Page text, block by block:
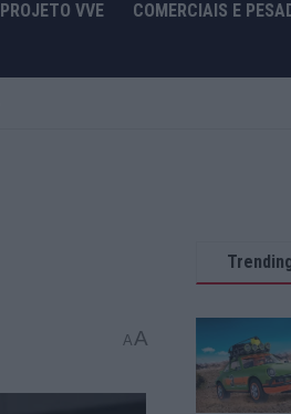
PROJETO VVE COMERCIAIS E
AA